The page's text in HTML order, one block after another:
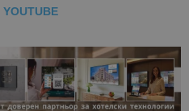
YOUTUBE